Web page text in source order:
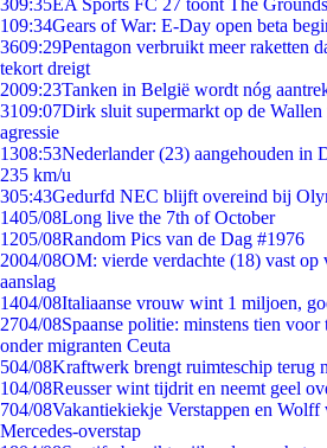
309:35EA Sports FC 27 toont The
109:34Gears of War: E-Day open beta
3609:29Pentagon verbruikt meer raketten
tekort dreigt
2009:23Tanken in België wordt nóg
3109:07Dirk sluit supermarkt op de
agressie
1308:53Nederlander (23) aangehouden in
235 km/u
305:43Gedurfd NEC blijft overeind bij
1405/08Long live the 7th of October
1205/08Random Pics van de Dag #1976
2004/08OM: vierde verdachte (18) vast op
aanslag
1404/08Italiaanse vrouw wint 1 miljoen,
2704/08Spaanse politie: minstens tien
onder migranten Ceuta
504/08Kraftwerk brengt ruimteschip terug
104/08Reusser wint tijdrit en neemt geel
704/08Vakantiekiekje Verstappen en Wolff
Mercedes-overstap